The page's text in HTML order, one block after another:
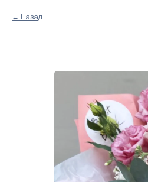
Назад